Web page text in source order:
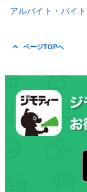
アルバイト・バイ
ページTOPへ